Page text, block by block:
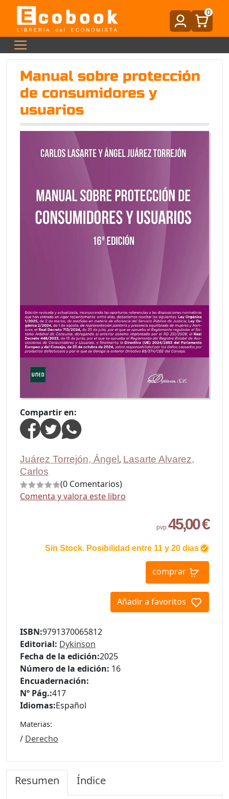
0
Manual sobre protección
de consumidores y
usuarios
Compartir en:
Juárez Torrejón, Ángel , Lasarte Alvarez,
Carlos
(0 Comentarios)
Comenta y valora este libro
pvp.45,00 €
Sin Stock. Posibilidad entre 11 y 20 dias
comprar
Añadir a favoritos
ISBN:9791370065812
Editorial: Dykinson
Fecha de la edición:2025
Número de la edición: 16
Encuadernación:
Nº Pág.:417
Idiomas:Español
Materias:
/ Derecho
Resumen Índice